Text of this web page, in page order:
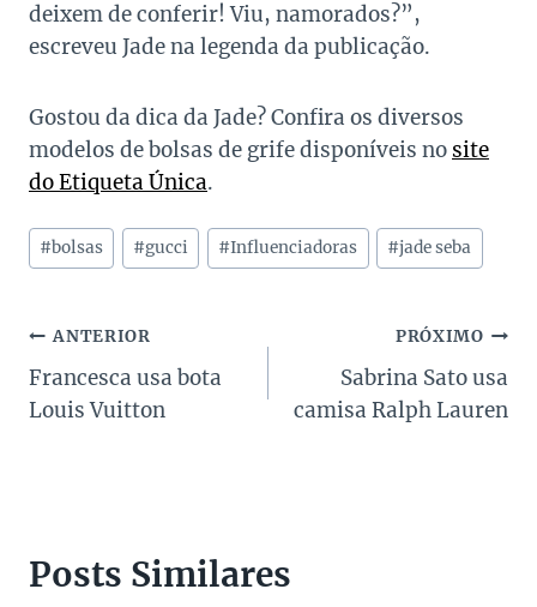
deixem de conferir! Viu, namorados?”,
escreveu Jade na legenda da publicação.
Gostou da dica da Jade? Confira os diversos
modelos de bolsas de grife disponíveis no site
do Etiqueta Única.
Tags
do
#bolsas #gucci #Influenciadoras #jade seba
Navegação
de
ANTERIOR
Francesca usa bota
Louis Vuitton
PRÓXIMO
Sabrina Sato usa
camisa Ralph Lauren
Posts Similares